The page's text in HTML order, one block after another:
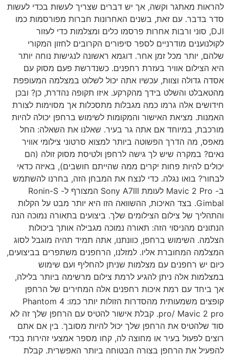
להראות מאתגר וקשה, אך יש דברים שצריך לעשות בכדי לעשות
סדר בדבר. עם זאת, בשנים האחרונות חברות מפורסמות כמו
DJI, סוני ורבות אחרות פרסמו כלים ומצלמות כדי לעזור
לקולנוענים מודרניים לספר סיפורים הקרובים לחזון המקורי
שלהם, יותר מכל זמן אחר. דוגמא ראשונה לנגישות נוחה יותר
היא הצילום אוויר בעזרת רחפנים. כשנדרשת פעם מסוק עם
אסדה גדולה וצוות, עכשיו אתה יכול לשלוט במצלמה המעופפת
מהטאבלט והשלט בידך מהקרקע. איזו תקופה נהדרת, כן? ובכן
חידושים אלה גרמו כמה מגבלות מתסכלות אך מסוימות לצורת
האמנות. מציאת האישור והמקומות לשימוש ברחפן יכולה להיות
מורכבת, במיוחד אם אתה גר בעיר. שאלנו את השאלה: החל
מאפס, מה הדרך הפשוטה ביותר למצוא סרטוני צילומי אוויר
נאים? במקרה שיש לך גישה לרחפן ולטיסת מסוק זולה (הם
יכולים להיות פחות יקרים ממה שהייתם חושבים), באיזה כדאי
לבחור? בואו נגלה. כדי לנצח את המבחן הזה, בחרנו להשתמש
ב- Mavic 2 Pro לעומת Sony A7III המצורף ל- Ronin-S
Gimbal. בצד האיכות, ההשוואה הזו היא יותר מבט על הקלות
והתהליך של צילום הצילומים שלך. ביצועים בתאורה נמוכה הנה
הנתונים מהניסוי הזה: תאורה נמוכה מגבילה אותך ביכולות
הצלמה. השימוש ברחפן, כוונתנו, אתה תמיד תהיה מוגבל לסוג
המצלמה המחוברת אליו. למזלנו, הרחפנים משתפרים בביצועים,
כיום יש רחפנים עם מצלמות שניתן להחליף ועם שימוש
במצלמות אלה ניתן להגיע לרמת צילום מרשימה ביותר בלילה,
אך ביחד עם רמת איכות רחפנים אלה המחירים של הרחפן
קופצים משמעותית מהסדרות הזולות יותר כמו: Phantom 4
pro/ Mavic 2 pro. קבלת אישור להטיס עם הרחפן שלך זה לא
סוד שלהטיס את הרחפן שלך יכול להיות מסובך. בין אם אתם
רוצים לפעול בעיר או מחוצה לה, קחו מספר אמצעי זהירות בכדי
להפעיל את הרחפן בצורה הבטוחה ביותר האפשרית. קבלת